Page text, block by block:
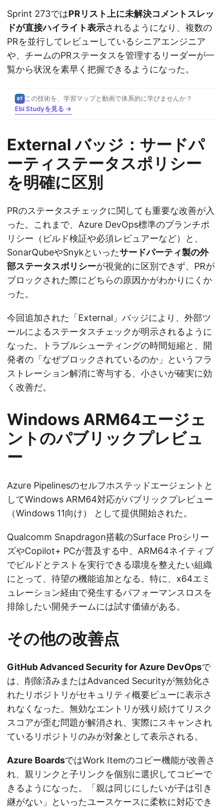
Sprint 273ではPRリスト上に未解決コメントスレッ
ドが直接ハイライト表示されるようになり、複数の
PRを並行してレビューしているシニアエンジニア
や、チームのPRステータスを管理するリーダーが一
覧から状況を素早く把握できるようになった。
ST この技術を、学習マップと動画で体系的に学びませんか？
Ebi Studyを見る →
External バッジ：サードパ
ーティステータスポリシー
を明確に区別
PRのステータスチェックに関しても重要な改善が入
った。これまで、Azure DevOps標準のブランチポ
リシー（ビルド検証や必須レビュアーなど）と、
SonarQubeやSnykといったサードパーティ製の外
部ステータスポリシーが視覚的に区別できず、PRが
ブロックされた際にどちらの原因かがわかりにくか
った。
今回追加された「External」バッジにより、外部ツ
ールによるステータスチェックが明示されるように
なった。トラブルシューティングの時間短縮と、開
発者の「なぜブロックされているのか」というフラ
ストレーション解消に寄与する、小さいが確実に効
く改善だ。
Windows ARM64エージェ
ントのパブリックプレビュ
ー
Azure Pipelinesのセルフホステッドエージェントと
してWindows ARM64対応がパブリックプレビュー
（Windows 11向け） として提供開始された。
Qualcomm Snapdragon搭載のSurface Proシリー
ズやCopilot+ PCが普及する中、ARM64ネイティブ
でビルドとテストを実行できる環境を整えたい組織
にとって、待望の機能追加となる。特に、x64エミ
ュレーション経由で発生するパフォーマンスロスを
排除したい開発チームには試す価値がある。
その他の改善点
GitHub Advanced Security for Azure DevOpsで
は、削除済みまたはAdvanced Securityが無効化さ
れたリポジトリがセキュリティ概要ビューに表示さ
れなくなった。無効なエントリが残り続けてリスク
スコアが歪む問題が解消され、実際にスキャンされ
ているリポジトリのみが対象として表示される。
Azure BoardsではWork Itemのコピー機能が改善さ
れ、親リンクと子リンクを個別に選択してコピーで
きるようになった。「親は同じにしたいが子は引き
継がない」といったユースケースに柔軟に対応でき